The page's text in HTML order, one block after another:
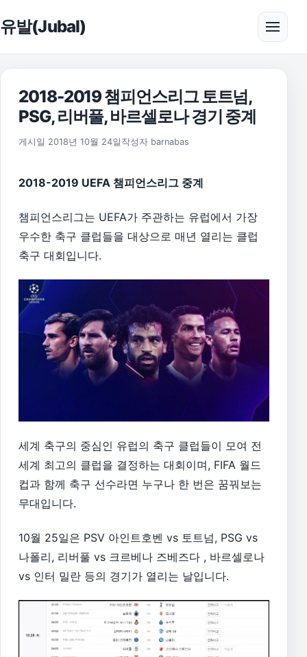
유발(Jubal) 메뉴
2018-2019 챔피언스리그 토트넘,
PSG, 리버풀, 바르셀로나 경기 중계
게시일 2018년 10월 24일 2019년 4월 12일
작성자 barnabas
2018-2019 UEFA 챔피언스리그 중계
챔피언스리그는 UEFA가 주관하는 유럽에서 가장
우수한 축구 클럽들을 대상으로 매년 열리는 클럽
축구 대회입니다.
세계 축구의 중심인 유럽의 축구 클럽들이 모여 전
세계 최고의 클럽을 결정하는 대회이며, FIFA 월드
컵과 함께 축구 선수라면 누구나 한 번은 꿈꿔보는
무대입니다.
10월 25일은 PSV 아인트호벤 vs 토트넘, PSG vs
나폴리, 리버풀 vs 크르베나 즈베즈다 , 바르셀로나
vs 인터 밀란 등의 경기가 열리는 날입니다.